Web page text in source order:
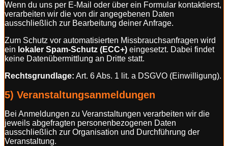
Wenn du uns per E-Mail oder über ein Formular kontaktierst,
verarbeiten wir die von dir angegebenen Daten
ausschließlich zur Bearbeitung deiner Anfrage.
Zum Schutz vor automatisierten Missbrauchsanfragen wird
ein lokaler Spam-Schutz (ECC+) eingesetzt. Dabei findet
keine Datenübermittlung an Dritte statt.
Rechtsgrundlage: Art. 6 Abs. 1 lit. a DSGVO (Einwilligung).
5) Veranstaltungsanmeldungen
Bei Anmeldungen zu Veranstaltungen verarbeiten wir die
jeweils abgefragten personenbezogenen Daten
ausschließlich zur Organisation und Durchführung der
Veranstaltung.